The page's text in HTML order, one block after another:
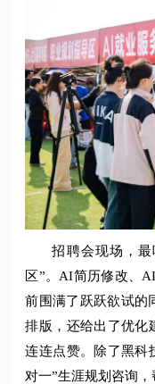
招聘会现场，
区”。AI简历修改、
前围满了跃跃欲试的
排版，还给出了优化
连连点赞。除了黑科
对一”生涯规划咨询，